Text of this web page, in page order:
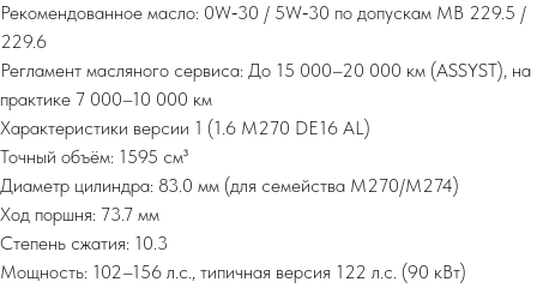
Рекомендованное масло: 0W‑30 / 5W‑30 по допускам MB 229.5 /
229.6
Регламент масляного сервиса: До 15 000–20 000 км (ASSYST), на
практике 7 000–10 000 км
Характеристики версии 1 (1.6 M270 DE16 AL)
Точный объём: 1595 см³
Диаметр цилиндра: 83.0 мм (для семейства M270/M274)
Ход поршня: 73.7 мм
Степень сжатия: 10.3
Мощность: 102–156 л.с., типичная версия 122 л.с. (90 кВт)